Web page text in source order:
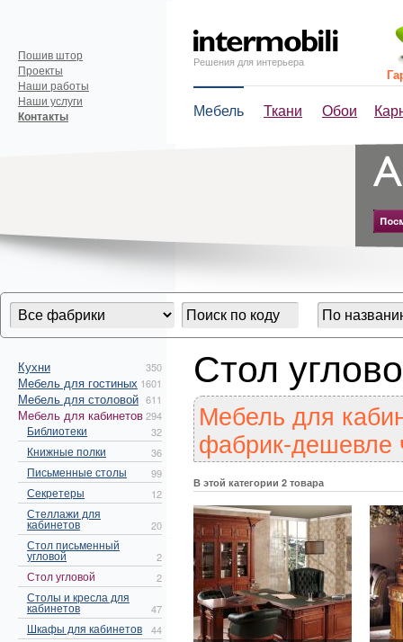
Решения для интерьера
Мебель Ткани Обои
Пошив штор
Проекты
Наши работы
Наши услуги
Контакты
Кухни 350
Мебель для гостиных 1601
Мебель для столовой 611
Мебель для кабинетов294
Библиотеки 32
Книжные полки 36
Письменные столы 99
Секретеры 12
Стеллажи для
кабинетов 20
Стол письменный
угловой 2
Стол угловой 2
Столы и кресла для
кабинетов 47
Шкафы для кабинетов 44
Стол
Мебель для
фабрик-дешевле
В этой категории 2 товара